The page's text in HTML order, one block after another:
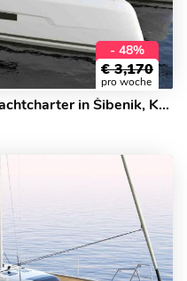
- 48%
€ 3,170
pro woche
Hervorragender Katamaran-Yachtcharter in Šibenik, Kroatien.